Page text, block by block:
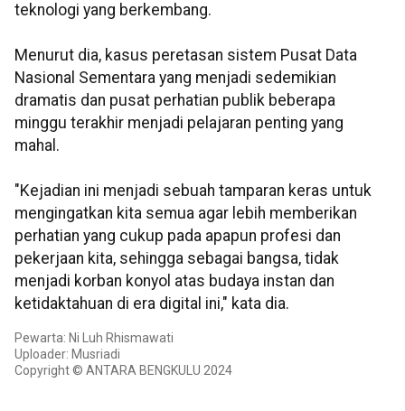
teknologi yang berkembang.
Menurut dia, kasus peretasan sistem Pusat Data
Nasional Sementara yang menjadi sedemikian
dramatis dan pusat perhatian publik beberapa
minggu terakhir menjadi pelajaran penting yang
mahal.
"Kejadian ini menjadi sebuah tamparan keras untuk
mengingatkan kita semua agar lebih memberikan
perhatian yang cukup pada apapun profesi dan
pekerjaan kita, sehingga sebagai bangsa, tidak
menjadi korban konyol atas budaya instan dan
ketidaktahuan di era digital ini," kata dia.
Pewarta: Ni Luh Rhismawati
Uploader: Musriadi
Copyright © ANTARA BENGKULU 2024